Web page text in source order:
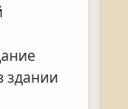
здании